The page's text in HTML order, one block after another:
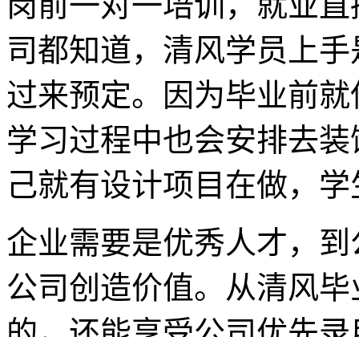
司都知道，清风学员上
过来预定。因为毕业前
学习过程中也会安排去
己就有设计项目在做，
企业需要是优秀人才，
公司创造价值。从清风